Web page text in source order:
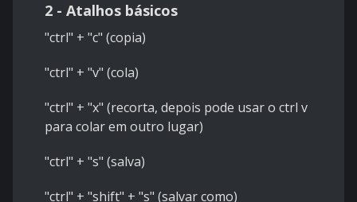
2 - Atalhos básicos
"ctrl" + "c" (copia)
"ctrl" + "v" (cola)
"ctrl" + "x" (recorta, depois pode usar o ctrl v
para colar em outro lugar)
"ctrl" + "s" (salva)
"ctrl" + "shift" + "s" (salvar como)